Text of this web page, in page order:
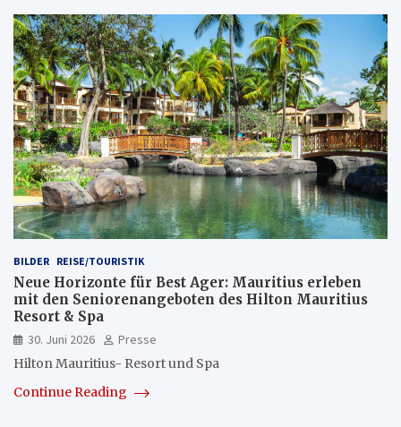
BILDER REISE/TOURISTIK
Neue Horizonte für Best Ager: Mauritius erleben
mit den Seniorenangeboten des Hilton Mauritius
Resort & Spa
30. Juni 2026
Presse
Hilton Mauritius- Resort und Spa
Continue Reading